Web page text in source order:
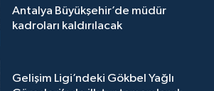
Antalya Büyükşehir’de müdür
kadroları kaldırılacak
Gelişim Ligi’ndeki Gökbel Yağlı